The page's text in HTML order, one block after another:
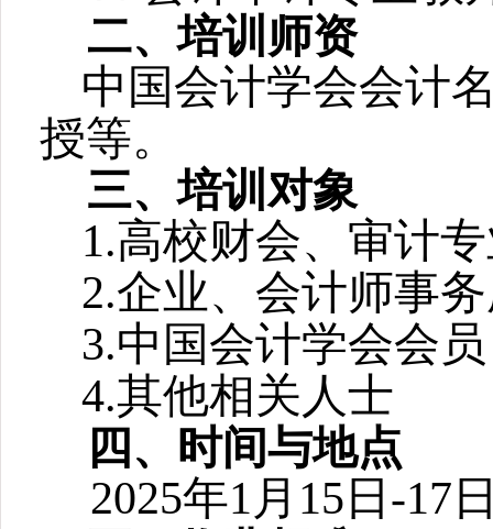
二、培训师资
中国会计学会会计
授等。
三、培训对象
1.高校财会、审计
2.企业、会计师事
3.中国会计学会会员
4.其他相关人士
四、 时间与地点
2025年1月15日-17